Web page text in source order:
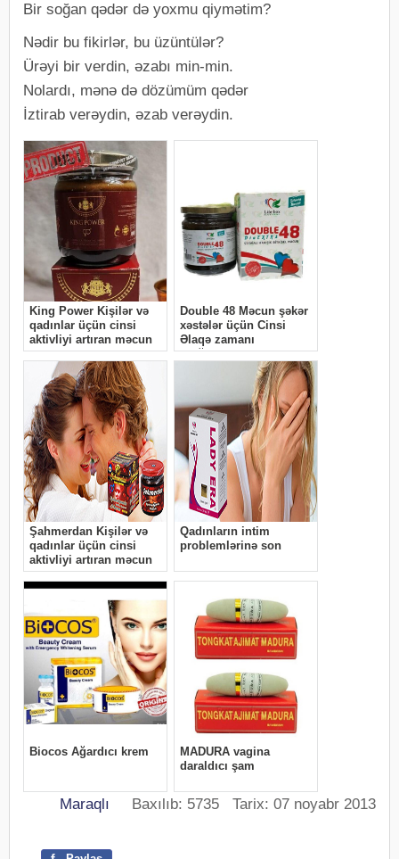
Bir soğan qədər də yoxmu qiymətim?
Nədir bu fikirlər, bu üzüntülər?
Ürəyi bir verdin, əzabı min-min.
Nolardı, mənə də dözümüm qədər
İztirab verəydin, əzab verəydin.
Maraqlı Baxılıb: 5735 Tarix: 07 noyabr 2013